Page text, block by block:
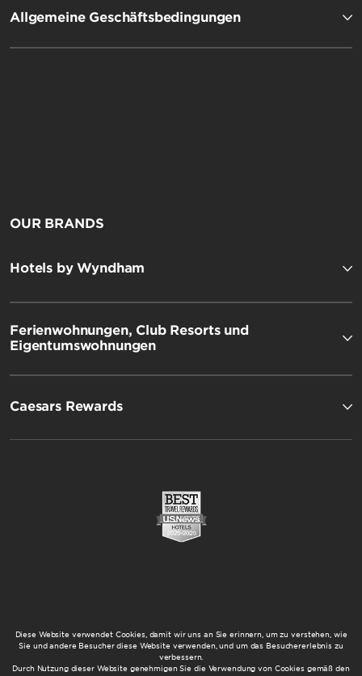
Allgemeine Geschäftsbedingungen
OUR BRANDS
Hotels by Wyndham
Ferienwohnungen, Club Resorts und
Eigentumswohnungen
Caesars Rewards
Diese Website verwendet Cookies, damit wir uns an Sie erinnern, um zu verstehen, wie
Sie und andere Besucher diese Website verwenden, und um das Besuchererlebnis zu
verbessern.
Durch Nutzung dieser Website genehmigen Sie die Verwendung von Cookies gemäß den